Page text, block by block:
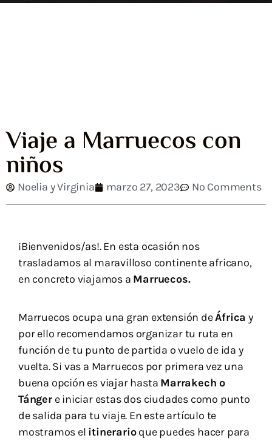
Viaje a Marruecos con
niños
Noelia y Virginia marzo 27, 2023 No Comments
¡Bienvenidos/as!.En esta ocasión nos
trasladamos al maravilloso continente africano,
en concreto viajamos a Marruecos.
Marruecos ocupa una gran extensión deÁfrica y
por ello recomendamos organizar tu ruta en
función de tu punto de partida o vuelo de ida y
vuelta. Si vas a Marruecos por primera vez una
buena opción es viajar hasta Marrakech o
Tángere iniciar estas dos ciudades como punto
de salida para tu viaje. En este artículo te
mostramos el itinerarioque puedes hacer para